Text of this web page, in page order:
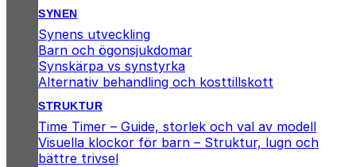
SYNEN
Synens utveckling
Barn och ögonsjukdomar
Synskärpa vs synstyrka
Alternativ behandling och kosttillskott
STRUKTUR
Time Timer – Guide, storlek och val av modell
Visuella klockor för barn – Struktur, lugn och
bättre trivsel